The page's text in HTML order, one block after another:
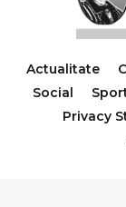
Actualitate
Social
Privacy